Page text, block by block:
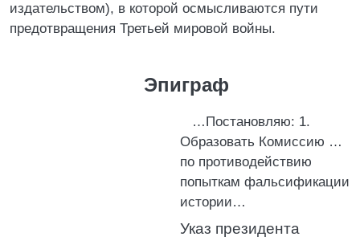
издательством), в которой осмысливаются пути
предотвращения Третьей мировой войны.
Эпиграф
…Постановляю: 1.
Образовать Комиссию …
по противодействию
попыткам фальсификации
истории…
Указ президента